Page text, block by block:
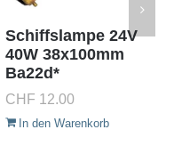
Schiffslampe 24V
40W 38x100mm
Ba22d*
CHF 12.00
In den Warenkorb